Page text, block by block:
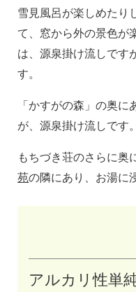
雪見風呂が楽しめたり
て、窓から外の景色が
は、源泉掛け流しです
す。
「かすがの森」の奥
が、源泉掛け流しです。
もちづき荘のさらに奥
苑の隣にあり、お湯に
アルカリ性単